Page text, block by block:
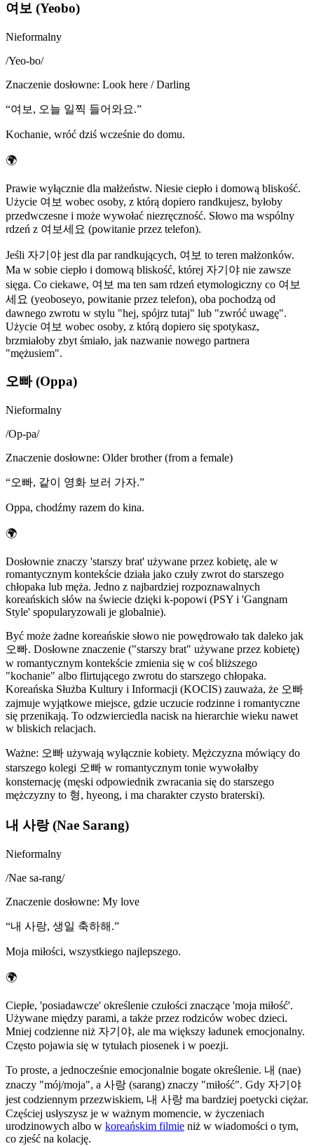
여보 (Yeobo)
Nieformalny
/Yeo-bo/
Znaczenie dosłowne: Look here / Darling
“여보, 오늘 일찍 들어와요.”
Kochanie, wróć dziś wcześnie do domu.
🌍
Prawie wyłącznie dla małżeństw. Niesie ciepło i domową bliskość.
Użycie 여보 wobec osoby, z którą dopiero randkujesz, byłoby
przedwczesne i może wywołać niezręczność. Słowo ma wspólny
rdzeń z 여보세요 (powitanie przez telefon).
Jeśli 자기야 jest dla par randkujących, 여보 to teren małżonków.
Ma w sobie ciepło i domową bliskość, której 자기야 nie zawsze
sięga. Co ciekawe, 여보 ma ten sam rdzeń etymologiczny co 여보
세요 (yeoboseyo, powitanie przez telefon), oba pochodzą od
dawnego zwrotu w stylu "hej, spójrz tutaj" lub "zwróć uwagę".
Użycie 여보 wobec osoby, z którą dopiero się spotykasz,
brzmiałoby zbyt śmiało, jak nazwanie nowego partnera
"mężusiem".
오빠 (Oppa)
Nieformalny
/Op-pa/
Znaczenie dosłowne: Older brother (from a female)
“오빠, 같이 영화 보러 가자.”
Oppa, chodźmy razem do kina.
🌍
Dosłownie znaczy 'starszy brat' używane przez kobietę, ale w
romantycznym kontekście działa jako czuły zwrot do starszego
chłopaka lub męża. Jedno z najbardziej rozpoznawalnych
koreańskich słów na świecie dzięki k-popowi (PSY i 'Gangnam
Style' spopularyzowali je globalnie).
Być może żadne koreańskie słowo nie powędrowało tak daleko jak
오빠. Dosłowne znaczenie ("starszy brat" używane przez kobietę)
w romantycznym kontekście zmienia się w coś bliższego
"kochanie" albo flirtującego zwrotu do starszego chłopaka.
Koreańska Służba Kultury i Informacji (KOCIS) zauważa, że 오빠
zajmuje wyjątkowe miejsce, gdzie uczucie rodzinne i romantyczne
się przenikają. To odzwierciedla nacisk na hierarchie wieku nawet
w bliskich relacjach.
Ważne: 오빠 używają wyłącznie kobiety. Mężczyzna mówiący do
starszego kolegi 오빠 w romantycznym tonie wywołałby
konsternację (męski odpowiednik zwracania się do starszego
mężczyzny to 형, hyeong, i ma charakter czysto braterski).
내 사랑 (Nae Sarang)
Nieformalny
/Nae sa-rang/
Znaczenie dosłowne: My love
“내 사랑, 생일 축하해.”
Moja miłości, wszystkiego najlepszego.
🌍
Ciepłe, 'posiadawcze' określenie czułości znaczące 'moja miłość'.
Używane między parami, a także przez rodziców wobec dzieci.
Mniej codzienne niż 자기야, ale ma większy ładunek emocjonalny.
Często pojawia się w tytułach piosenek i w poezji.
To proste, a jednocześnie emocjonalnie bogate określenie. 내 (nae)
znaczy "mój/moja", a 사랑 (sarang) znaczy "miłość". Gdy 자기야
jest codziennym przezwiskiem, 내 사랑 ma bardziej poetycki ciężar.
Częściej usłyszysz je w ważnym momencie, w życzeniach
urodzinowych albo w koreańskim filmie niż w wiadomości o tym,
co zjeść na kolację.